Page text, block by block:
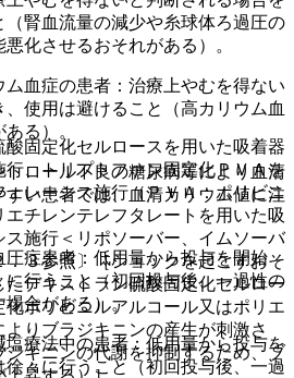
固定化セルロースを用いた吸着器
、トリプトファン固定化ＰＶＡを
ェレーシス施行（ＰＶＡ：ポリビニ
チレンテレフタレートを用いた吸
施行＜リポソーバー、イムソーバ
．３参照〕［ショックを起こすおそ
デキストラン硫酸固定化セルロー
ポリビニルアルコール又はポリエ
りブラジキニンの産生が刺激さ
キニンの代謝を抑制するため、ブ
（腎血流量の減少や糸球体ろ過圧の
化させるおそれがある）。
血症の患者：治療上やむを得ない
使用は避けること（高カリウム血
る）。
ロール不良の糖尿病等により血清
い患者では、血清カリウム値に注
症患者：低用量から投与を開始
行うこと（初回投与後、一過性の
場合がある）。
療法中の患者：低用量から投与を
々に行うこと（初回投与後、一過